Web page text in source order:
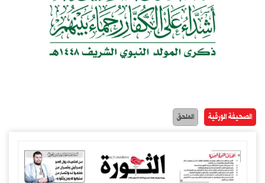
الصحيفة الورقية الملحق